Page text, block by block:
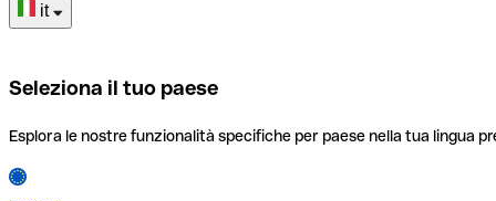
it
Seleziona il tuo paese
Esplora le nostre funzionalità specifiche per paese nella tua lingua